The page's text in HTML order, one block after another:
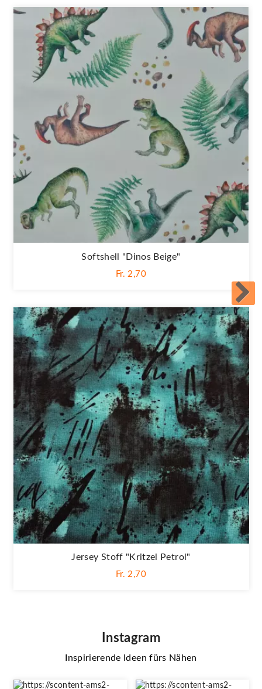
Softshell "Dinos Beige"
Fr. 2,70
Jersey Stoff "Kritzel Petrol"
Fr. 2,70
Instagram
Inspirierende Ideen fürs Nähen